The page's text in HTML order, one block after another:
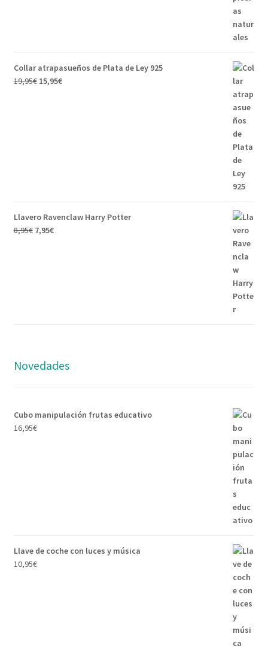
Collar atrapasueños de Plata de Ley 925
19,95€ El
15,95€El
Llavero Ravenclaw Harry Potter
8,95€ El
7,95€El
Novedades
Cubo manipulación frutas educativo
16,95€
Llave de coche con luces y música
10,95€